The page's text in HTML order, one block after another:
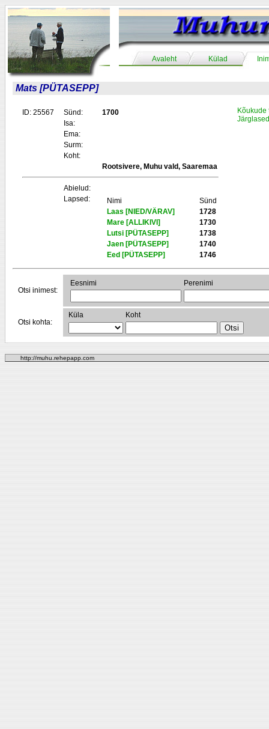
Avaleht Külad
Mats [PÜTASEPP]
ID: 25567 Sünd:
1700
Isa:
Ema:
Surm:
Koht:
Rootsivere, Muhu vald, Saaremaa
Abielud:
Lapsed:
Nimi
Sünd
Laas [NIED/VÄRAV]
1728
Mare [ALLIKIVI]
1730
Lutsi [PÜTASEPP]
1738
Jaen [PÜTASEPP]
1740
Eed [PÜTASEPP]
1746
Kõukude
Järglased
Otsi inimest:
Eesnimi Perenimi
Otsi kohta:
Küla Koht
http://muhu.rehepapp.com